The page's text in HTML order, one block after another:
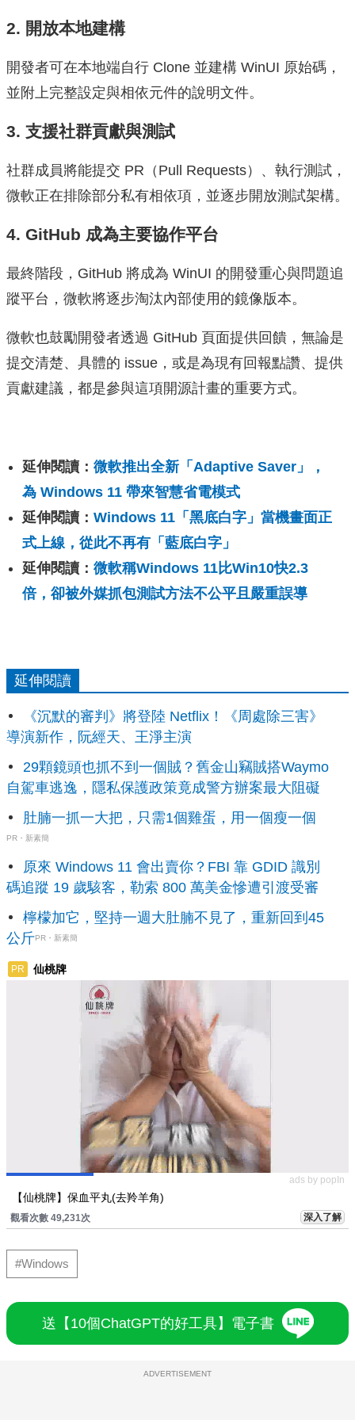
2. 開放本地建構
開發者可在本地端自行 Clone 並建構 WinUI 原始碼，
並附上完整設定與相依元件的說明文件。
3. 支援社群貢獻與測試
社群成員將能提交 PR（Pull Requests）、執行測試，
微軟正在排除部分私有相依項，並逐步開放測試架構。
4. GitHub 成為主要協作平台
最終階段，GitHub 將成為 WinUI 的開發重心與問題追
蹤平台，微軟將逐步淘汰內部使用的鏡像版本。
微軟也鼓勵開發者透過 GitHub 頁面提供回饋，無論是
提交清楚、具體的 issue，或是為現有回報點讚、提供
貢獻建議，都是參與這項開源計畫的重要方式。
延伸閱讀： 微軟推出全新「Adaptive Saver」，
為 Windows 11 帶來智慧省電模式
延伸閱讀： Windows 11「黑底白字」當機畫面正
式上線，從此不再有「藍底白字」
延伸閱讀： 微軟稱Windows 11比Win10快2.3
倍，卻被外媒抓包測試方法不公平且嚴重誤導
延伸閱讀
《沉默的審判》將登陸 Netflix！《周處除三害》
導演新作，阮經天、王淨主演
29顆鏡頭也抓不到一個賊？舊金山竊賊搭Waymo
自駕車逃逸，隱私保護政策竟成警方辦案最大阻礙
肚腩一抓一大把，只需1個雞蛋，用一個瘦一個
PR・新素簡
原來 Windows 11 會出賣你？FBI 靠 GDID 識別
碼追蹤 19 歲駭客，勒索 800 萬美金慘遭引渡受審
檸檬加它，堅持一週大肚腩不見了，重新回到45
公斤PR・新素簡
PR 仙桃牌
ads by popIn
【仙桃牌】保血平丸(去羚羊角)
觀看次數 49,231次 深入了解
#Windows
送【10個ChatGPT的好工具】電子書
ADVERTISEMENT